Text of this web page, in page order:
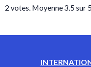
2 votes. Moyenne3.5sur